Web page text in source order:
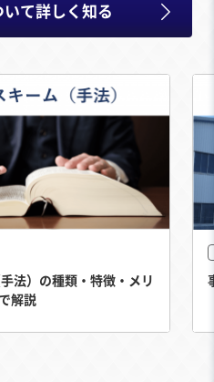
いて詳しく知る
法）の種類・特徴・メリ
解説